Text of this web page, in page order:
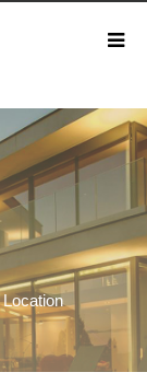
Location